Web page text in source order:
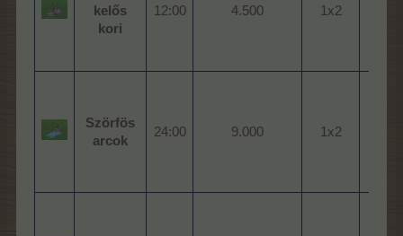
kelős
kori
12:00​ 4.500​ 1x2​
Szörfös
arcok
24:00​ 9.000​ 1x2​